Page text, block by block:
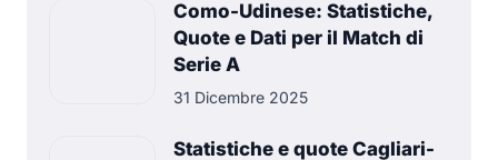
Como-Udinese: Statistiche,
Quote e Dati per il Match di
Serie A
31 Dicembre 2025
Statistiche e quote Cagliari-